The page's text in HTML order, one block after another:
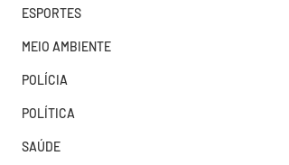
ESPORTES
MEIO AMBIENTE
POLÍCIA
POLÍTICA
SAÚDE